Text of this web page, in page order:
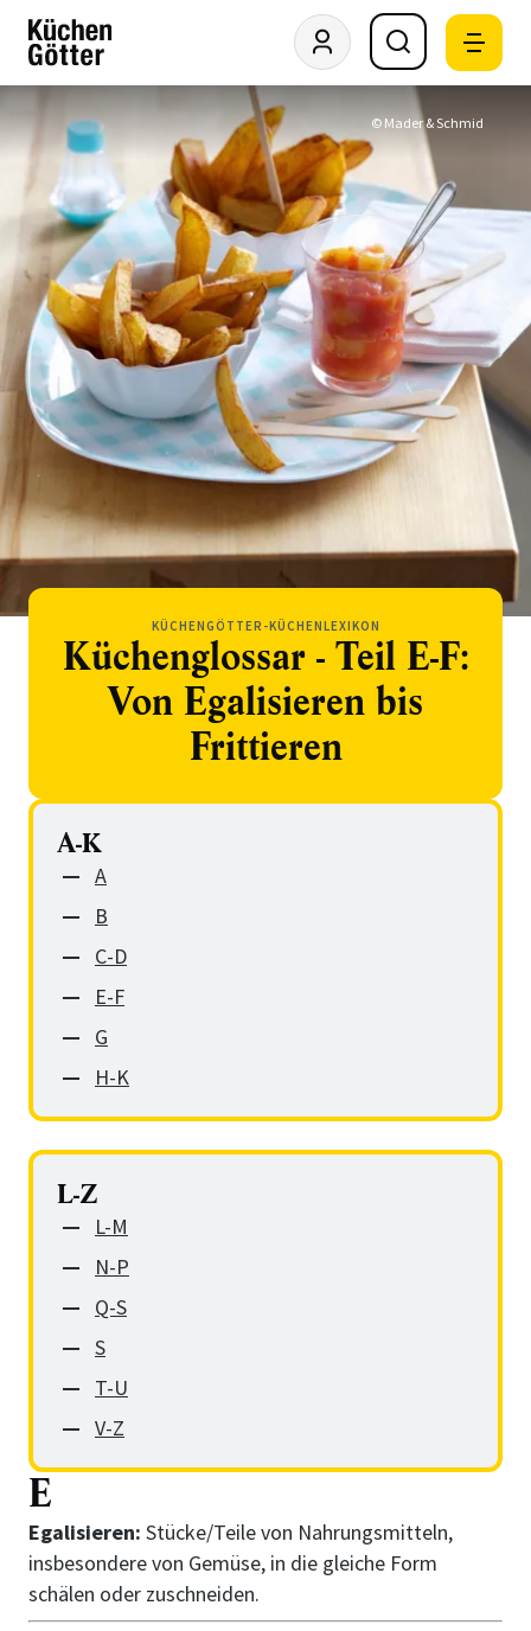
© Mader & Schmid
KÜCHENGÖTTER-KÜCHENLEXIKON
Küchenglossar - Teil E-F:
Von Egalisieren bis
Frittieren
A-K
A
B
C-D
E-F
G
H-K
L-Z
L-M
N-P
Q-S
S
T-U
V-Z
E
Egalisieren: Stücke/Teile von Nahrungsmitteln,
insbesondere von Gemüse, in die gleiche Form
schälen oder zuschneiden.